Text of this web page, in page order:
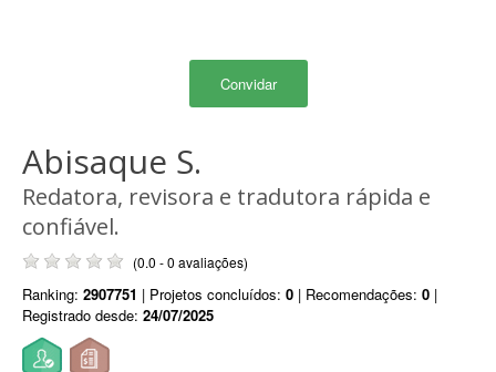
Convidar
Abisaque S.
Redatora, revisora e tradutora rápida e
confiável.
(0.0 - 0 avaliações)
Ranking: 2907751 | Projetos concluídos: 0 | Recomendações: 0 |
Registrado desde: 24/07/2025